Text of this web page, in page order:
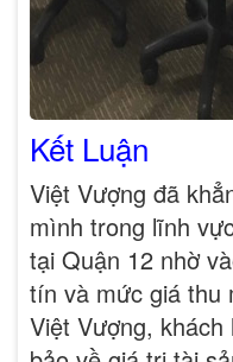
Kết Luận
Việt Vượng đã
mình trong lĩnh
tại Quận 12 nhờ
tín và mức giá thu
Việt Vượng,